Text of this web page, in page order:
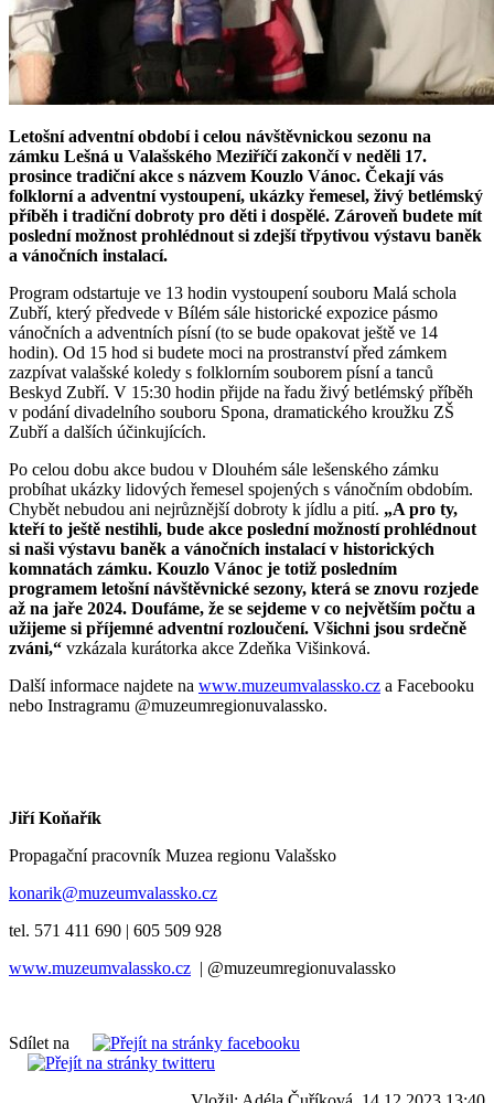
Letošní adventní období i celou návštěvnickou sezonu na
zámku Lešná u Valašského Meziříčí zakončí v neděli 17.
prosince tradiční akce s názvem Kouzlo Vánoc. Čekají vás
folklorní a adventní vystoupení, ukázky řemesel, živý betlémský
příběh i tradiční dobroty pro děti i dospělé. Zároveň budete mít
poslední možnost prohlédnout si zdejší třpytivou výstavu baněk
a vánočních instalací.
Program odstartuje ve 13 hodin vystoupení souboru Malá schola
Zubří, který předvede v Bílém sále historické expozice pásmo
vánočních a adventních písní (to se bude opakovat ještě ve 14
hodin). Od 15 hod si budete moci na prostranství před zámkem
zazpívat valašské koledy s folklorním souborem písní a tanců
Beskyd Zubří. V 15:30 hodin přijde na řadu živý betlémský příběh
v podání divadelního souboru Spona, dramatického kroužku ZŠ
Zubří a dalších účinkujících.
Po celou dobu akce budou v Dlouhém sále lešenského zámku
probíhat ukázky lidových řemesel spojených s vánočním obdobím.
Chybět nebudou ani nejrůznější dobroty k jídlu a pití. „A pro ty,
kteří to ještě nestihli, bude akce poslední možností prohlédnout
si naši výstavu baněk a vánočních instalací v historických
komnatách zámku. Kouzlo Vánoc je totiž posledním
programem letošní návštěvnické sezony, která se znovu rozjede
až na jaře 2024. Doufáme, že se sejdeme v co největším počtu a
užijeme si příjemné adventní rozloučení. Všichni jsou srdečně
zváni,“ vzkázala kurátorka akce Zdeňka Višinková.
Další informace najdete na www.muzeumvalassko.cz a Facebooku
nebo Instragramu @muzeumregionuvalassko.
Jiří Koňařík
Propagační pracovník Muzea regionu Valašsko
konarik@muzeumvalassko.cz
tel. 571 411 690 | 605 509 928
www.muzeumvalassko.cz | @muzeumregionuvalassko
Sdílet na